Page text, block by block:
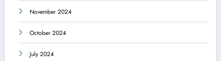
November 2024
October 2024
July 2024